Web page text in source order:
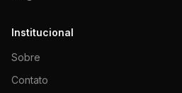
Institucional
Sobre
Contato